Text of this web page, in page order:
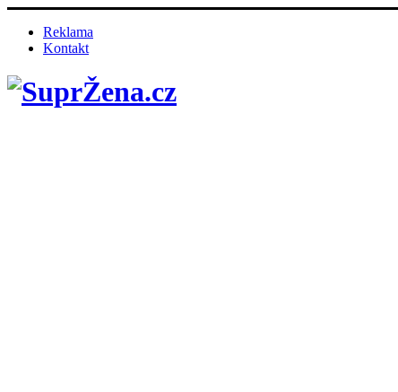
Reklama
Kontakt